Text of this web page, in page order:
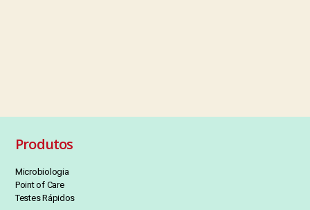
Produtos
Microbiologia
Point of Care
Testes Rápidos